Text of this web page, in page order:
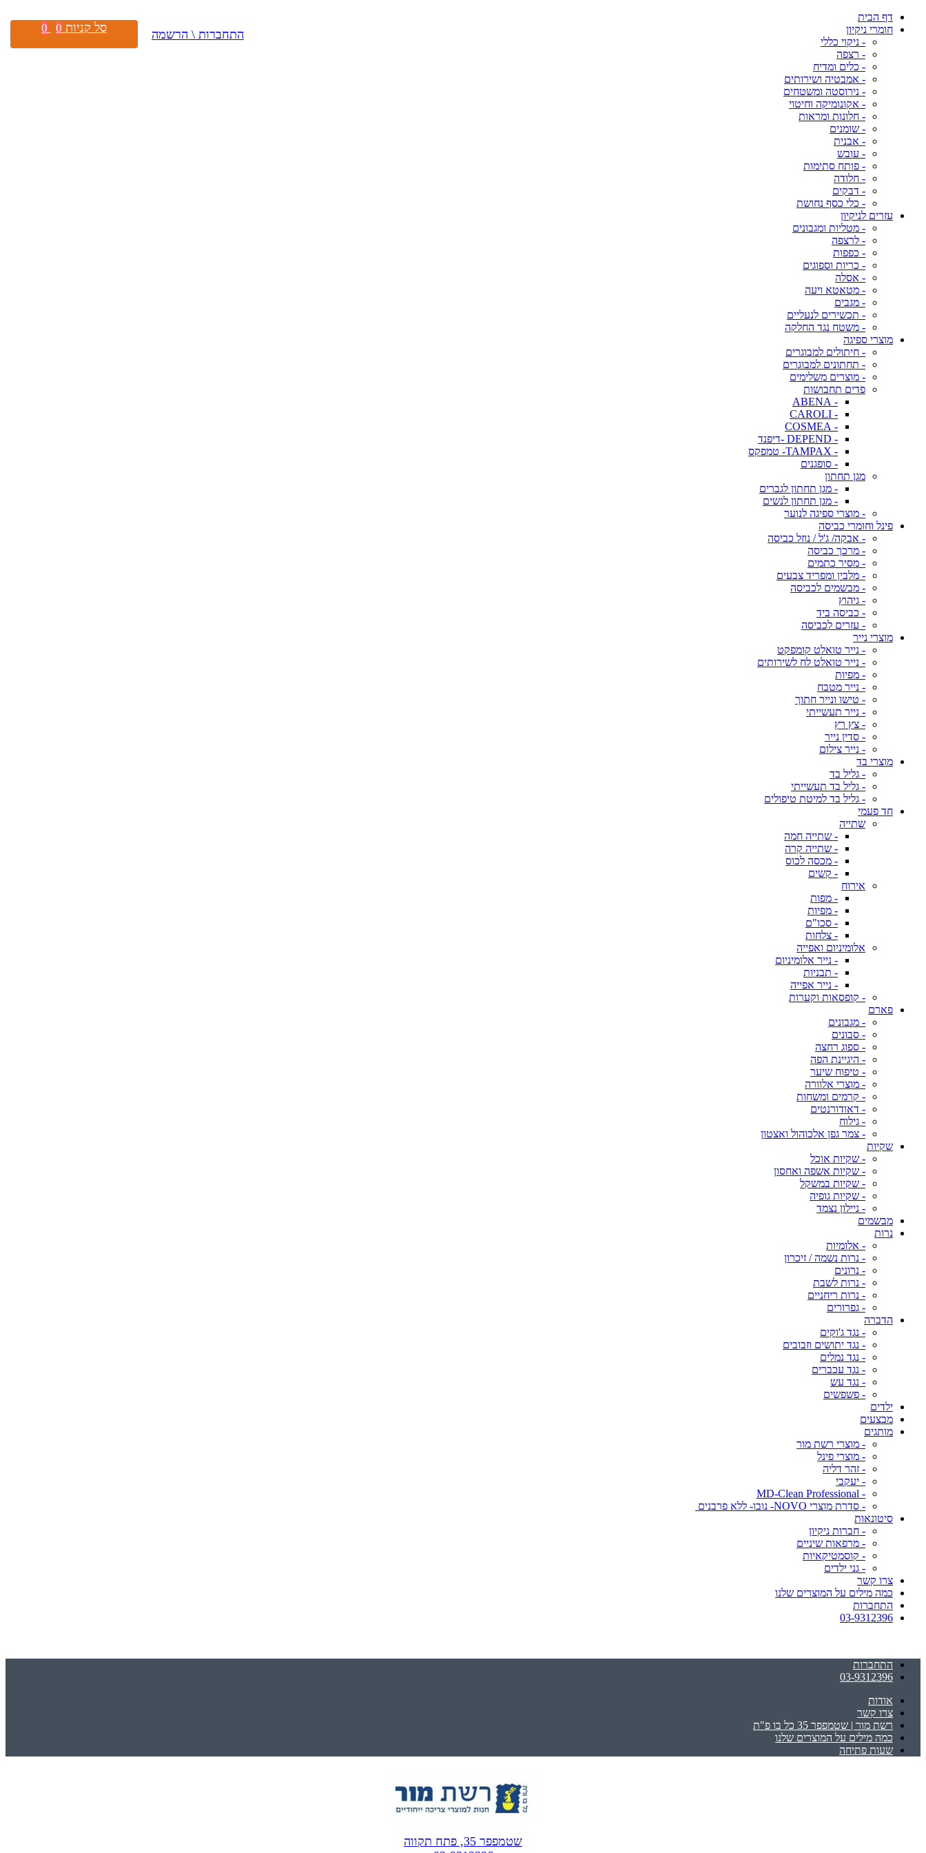
דף הבית
חומרי ניקיון
- ניקוי כללי
- רצפה
- כלים ומדיח
- אמבטיה ושירותים
- נירוסטה ומשטחים
- אקונומיקה וחיטוי
- חלונות ומראות
- שומנים
- אבנית
- עובש
- פותח סתימות
- חלודה
- דבקים
- כלי כסף נחושת
עזרים לניקיון
- מטליות ומגבונים
- לרצפה
- כפפות
- כריות וספוגים
- אסלה
- מטאטא ויעה
- מגבים
- תכשירים לנעליים
- משטח נגד החלקה
מוצרי ספיגה
- חיתולים למבוגרים
- תחתונים למבוגרים
- מוצרים משלימים
פדים תחבושות
- ABENA
- CAROLI
- COSMEA
- DEPEND -דיפנד
- TAMPAX- טמפקס
- סופגנים
מגן תחתון
- מגן תחתון לגברים
- מגן תחתון לנשים
- מוצרי ספיגה לנוער
פינל וחומרי כביסה
- אבקה/ ג'ל / נוזל כביסה
- מרכך כביסה
- מסיר כתמים
- מלבין ומפריד צבעים
- מבשמים לכביסה
- גיהוץ
- כביסה ביד
- עזרים לכביסה
מוצרי נייר
- נייר טואלט קומפקט
- נייר טואלט לח לשירותים
- מפיות
- נייר מטבח
- טישו ונייר חתוך
- נייר תעשייתי
- צץ רץ
- סדין נייר
- נייר צילום
מוצרי בד
- גליל בד
- גליל בד תעשייתי
- גליל בד למיטת טיפולים
חד פעמי
שתייה
- שתייה חמה
- שתייה קרה
- מכסה לכוס
- קשים
אירוח
- מפות
- מפיות
- סכו"ם
- צלחות
אלומיניום ואפייה
- נייר אלומיניום
- תבניות
- נייר אפייה
- קופסאות וקערות
פארם
- מגבונים
- סבונים
- ספוג רחצה
- היגיינת הפה
- טיפוח שיער
- מוצרי אלוורה
- קרמים ומשחות
- דאודורנטים
- גילוח
- צמר גפן אלכוהול ואצטון
שקיות
- שקיות אוכל
- שקיות אשפה ואחסון
- שקיות במשקל
- שקיות גופיה
- ניילון נצמד
מבשמים
נרות
- אלומיות
- נרות נשמה / זיכרון
- נרונים
- נרות לשבת
- נרות ריחניים
- גפרורים
הדברה
- נגד ג'וקים
- נגד יתושים וזבובים
- נגד נמלים
- נגד עכברים
- נגד עש
- פשפשים
ילדים
מבצעים
מותגים
- מוצרי רשת מור
- מוצרי פינל
- זהר דליה
- יעקבי
- MD-Clean Professional
- סדרת מוצרי NOVO- נובו- ללא פרבנים
סיטונאות
- חברות ניקיון
- מרפאות שיניים
- קוסמטיקאיות
- גני ילדים
צרו קשר
כמה מילים על המוצרים שלנו
התחברות
03-9312396
התחברות
03-9312396
אודות
צרו קשר
רשת מור | שטמפפר 35 כל בו פ"ת
כמה מילים על המוצרים שלנו
שעות פתיחה
שטמפפר 35, פתח תקווה
התחברות \ הרשמה סל קניות 0
0